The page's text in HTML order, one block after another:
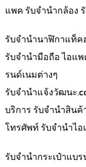
แพค รับจำนำกล้อง
รับจำนำนาฬิกาแท็ค
รับจำนำมือถือ ไอแ
รนด์เนมต่างๆ
รับจํานําแจ้งวัฒนะ
บริการ รับจำนำสิน
โทรศัพท์ รับจำนำไ
รับจำนำกระเป๋าแบ